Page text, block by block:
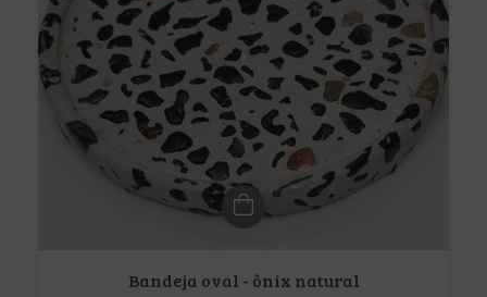
Bandeja oval - ônix natural